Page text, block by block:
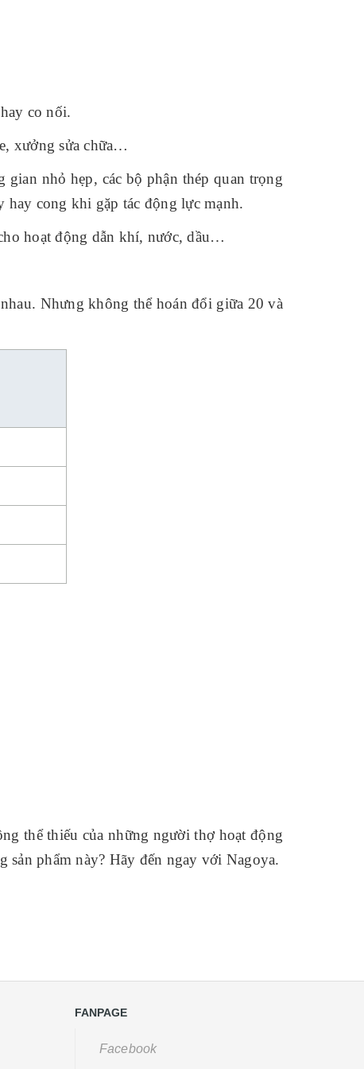
co nối.
xưởng sửa chữa…
nhỏ hẹp, các bộ phận thép quan trọng
hay cong khi gặp tác động lực mạnh.
hoạt động dẫn khí, nước, dầu…
Nhưng không thể hoán đổi giữa 20 và
thể thiếu của những người thợ hoạt động
phẩm này? Hãy đến ngay với Nagoya.
FANPAGE
Facebook